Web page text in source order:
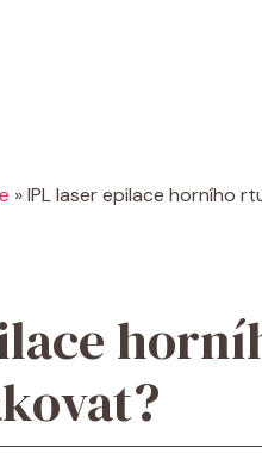
»IPL laser epilace horního